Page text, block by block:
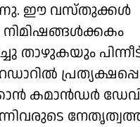
ഈ വസ്തുക്കള്‍
നിമിഷങ്ങള്‍ക്കകം
താഴുകയും
കമാന്‍ഡര്‍